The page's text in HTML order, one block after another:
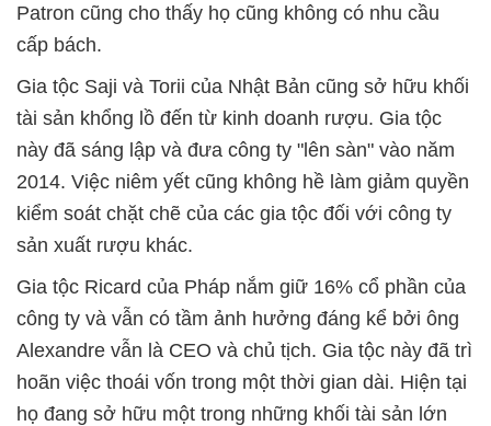
Patron cũng cho thấy họ cũng không có nhu cầu
cấp bách.
Gia tộc Saji và Torii của Nhật Bản cũng sở hữu khối
tài sản khổng lồ đến từ kinh doanh rượu. Gia tộc
này đã sáng lập và đưa công ty "lên sàn" vào năm
2014. Việc niêm yết cũng không hề làm giảm quyền
kiểm soát chặt chẽ của các gia tộc đối với công ty
sản xuất rượu khác.
Gia tộc Ricard của Pháp nắm giữ 16% cổ phần của
công ty và vẫn có tầm ảnh hưởng đáng kể bởi ông
Alexandre vẫn là CEO và chủ tịch. Gia tộc này đã trì
hoãn việc thoái vốn trong một thời gian dài. Hiện tại
họ đang sở hữu một trong những khối tài sản lớn